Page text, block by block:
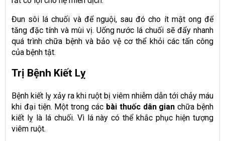
Đun sôi lá chuối và để nguội, sau đó cho ít mật ong để
tăng đặc tính và mùi vị. Uống nước lá chuối sẽ đẩy nhanh
quá trình chữa bệnh và bảo vệ cơ thể khỏi các tấn công
của bệnh tật.
Trị Bệnh Kiết Lỵ
Bệnh kiết lỵ xảy ra khi ruột bị viêm nhiễm dẫn tới chảy máu
khi đại tiện. Một trong các bài thuốc dân gian chữa bệnh
kiết lỵ là lá chuối. Vì lá này có thể khắc phục hiện tượng
viêm ruột.